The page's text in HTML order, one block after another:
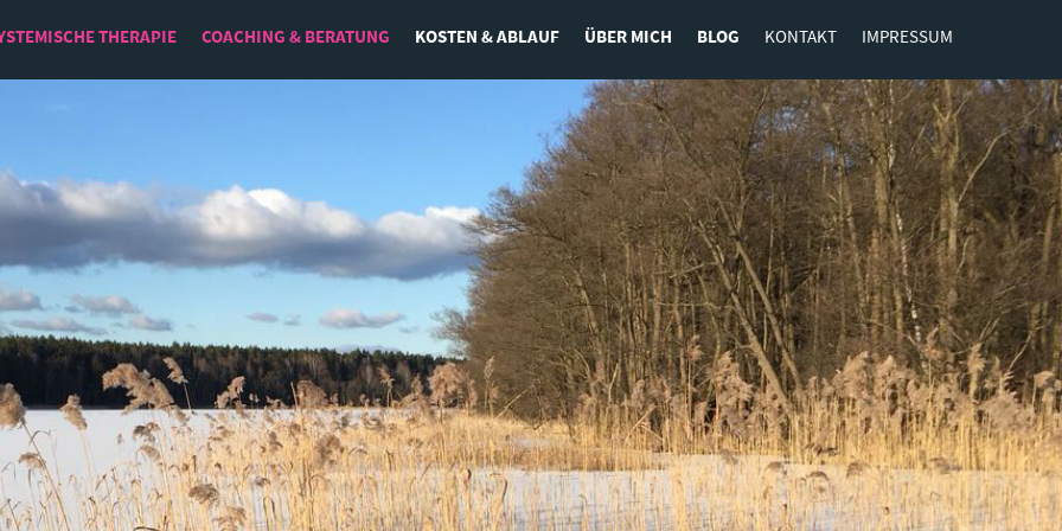
THERAPIE COACHING & BERATUNG
Leadership
Beruf und Lebenssinn
Emotionale Intelligenz
Resilienz und Zeit- und Selbstmanagement
KOSTEN & ABLAUF ÜBER MICH BLOG KONTAKT IMPRESSUM